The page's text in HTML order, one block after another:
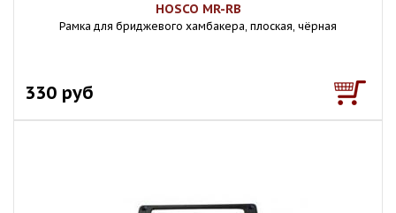
HOSCO MR-RB
Рамка для бриджевого хамбакера, плоская, чёрная
330 руб